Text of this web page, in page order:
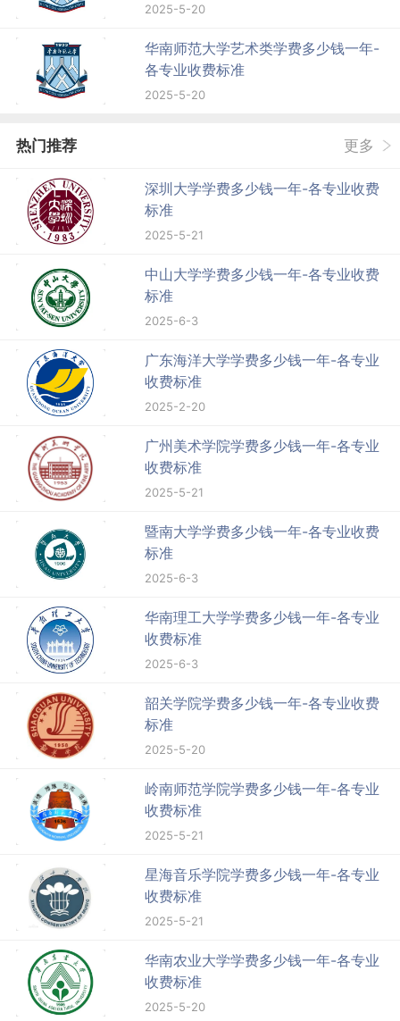
2025-5-20
华南师范大学艺术类学费多少钱一年-
各专业收费标准
2025-5-20
热门推荐 更多
深圳大学学费多少钱一年-各专业收费
标准
2025-5-21
中山大学学费多少钱一年-各专业收费
标准
2025-6-3
广东海洋大学学费多少钱一年-各专业
收费标准
2025-2-20
广州美术学院学费多少钱一年-各专业
收费标准
2025-5-21
暨南大学学费多少钱一年-各专业收费
标准
2025-6-3
华南理工大学学费多少钱一年-各专业
收费标准
2025-6-3
韶关学院学费多少钱一年-各专业收费
标准
2025-5-20
岭南师范学院学费多少钱一年-各专业
收费标准
2025-5-21
星海音乐学院学费多少钱一年-各专业
收费标准
2025-5-21
华南农业大学学费多少钱一年-各专业
收费标准
2025-5-20